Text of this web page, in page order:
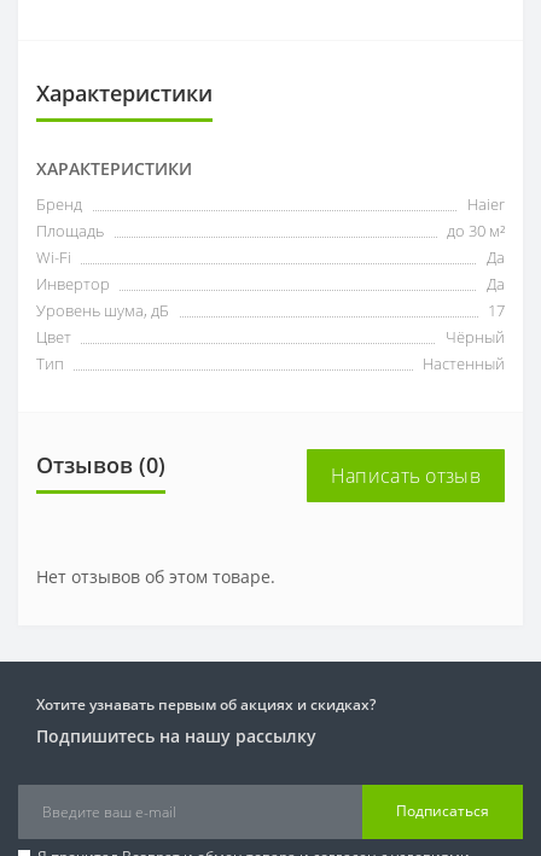
Характеристики
ХАРАКТЕРИСТИКИ
Бренд
Haier
Площадь
до 30 м²
Wi-Fi
Да
Инвертор
Да
Уровень шума, дБ
17
Цвет
Чёрный
Тип
Настенный
Отзывов (0) Написать отзыв
Нет отзывов об этом товаре.
Хотите узнавать первым об акциях и скидках?
Подпишитесь на нашу рассылку
Подписаться